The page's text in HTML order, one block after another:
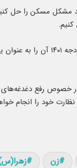
مشکل مسکن را حل
رئیس‌جمهور افزود: اشتغال از مهم‌ترین دغدغه خانواده‌ها است و مصمم هستیم در بودجه ۱۴۰۱
خصوص رفع دغدغه‌های
خود را انجام
زن